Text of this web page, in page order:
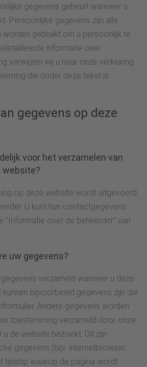
gegevens gebeurt wanneer u
Persoonlijke gegevens zijn alle
worden gebruikt om u persoonlijk te
informatie over
verwijzen wij u naar onze verklaring
die onder deze tekst is
gegevens op deze
voor het verzamelen van
website?
op deze website wordt uitgevoerd
U kunt hun contactgegevens
"Informatie over de beheerder" van
uw gegevens?
verzameld wanneer u deze
bijvoorbeeld gegevens zijn die
Andere gegevens worden
toestemming verzameld door onze
u de website bezoekt. Dit zijn
gegevens (bijv. internetbrowser,
tijdstip waarop de pagina wordt